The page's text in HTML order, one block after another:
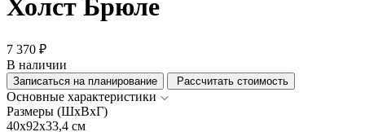
Холст Брюле
7 370 ₽
В наличии
Записаться на планирование Рассчитать стоимость
Основные характеристики
Размеры (ШхВхГ)
40x92x33,4 см